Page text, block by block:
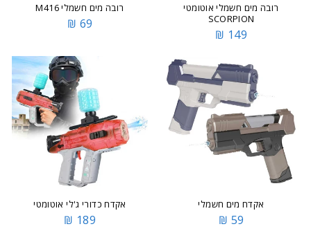
רובה מים חשמלי אוטומטי
SCORPION
149 ₪
רובה מים חשמלי M416
69 ₪
אקדח מים חשמלי
59 ₪
אקדח כדורי ג'לי אוטומטי
189 ₪